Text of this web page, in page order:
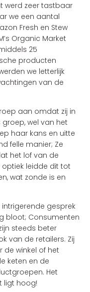
werd zeer tastbaar
we een aantal
Fresh en Stew
Organic Market
25
producten
we letterlijk
van de
aan omdat zij in
wel van het
haar kans en uitte
felle manier; Ze
het lof van de
leidde dit tot
wat zonde is en
gesprek
bloot; Consumenten
steeds beter
van de retailers. Zij
de winkel of het
keten en de
Het
ligt hoog!